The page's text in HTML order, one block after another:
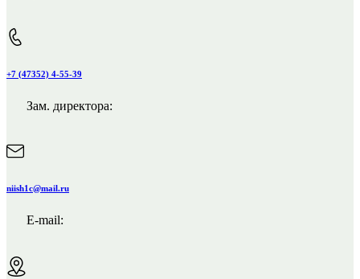
+7 (47352) 4-55-39
Зам. директора:
niish1c@mail.ru
E-mail: